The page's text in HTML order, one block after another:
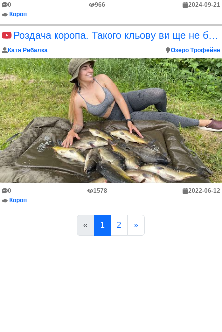
0 966
2024-09-21
Короп
Роздача коропа. Такого кльову ви ще не бачили.
Катя Рибалка Озеро Трофейне
0 1578
2022-06-12
Короп
« 1 2 »